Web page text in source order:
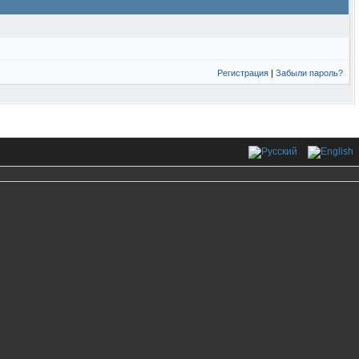
Регистрация | Забыли пароль?